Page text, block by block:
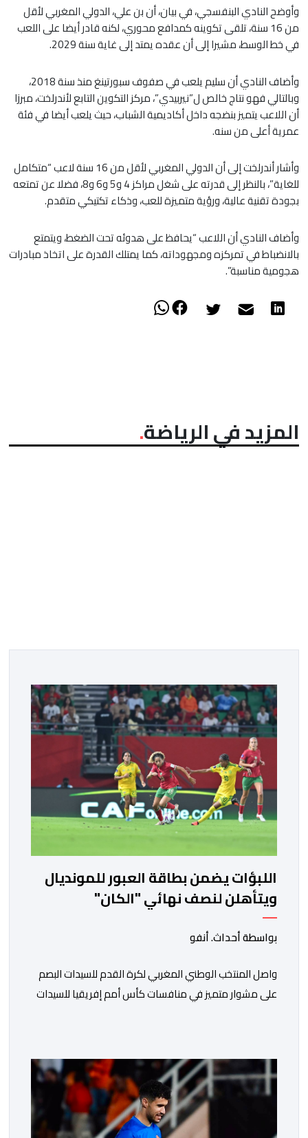
وأوضح النادي البنفسجي، في بيان، أن بن علي، الدولي المغربي لأقل
من 16 سنة، تلقى تكوينه كمدافع محوري، لكنه قادر أيضا على اللعب
في خط الوسط، مشيرا إلى أن عقده يمتد إلى غاية سنة 2029.
وأضاف النادي أن سليم يلعب في صفوف سبورتينغ منذ سنة 2018،
وبالتالي فهو نتاج خالص ل”نيربيدي”، مركز التكوين التابع لأندرلخت، مبرزا
أن اللاعب يتميز بنضجه داخل أكاديمية الشباب، حيث يلعب أيضا في فئة
عمرية أعلى من سنه.
وأشار أندرلخت إلى أن الدولي المغربي لأقل من 16 سنة لاعب “متكامل
للغاية”، بالنظر إلى قدرته على شغل مراكز 4 و5 و6 و8، فضلا عن تمتعه
بجودة تقنية عالية، ورؤية متميزة للعب، وذكاء تكتيكي متقدم.
وأضاف النادي أن اللاعب “يحافظ على هدوئه تحت الضغط، ويتمتع
بالانضباط في تمركزه ومجهوداته، كما يمتلك القدرة على اتخاذ مبادرات
هجومية مناسبة”.
المزيد في الرياضة
اللبؤات يضمن بطاقة العبور للمونديال
ويتأهلن لنصف نهائي "الكان"
بواسطة أحداث. أنفو
واصل المنتخب الوطني المغربي لكرة القدم للسيدات البصم
على مشوار متميز في منافسات كأس أمم إفريقيا للسيدات
التي جمعتهما، مساء اليوم السبت على أرضية ملعب مولاي
الحسن بالرباط، برسم الدور ربع النهائي، ليضمن بذلك رسميا
مشاركته […]